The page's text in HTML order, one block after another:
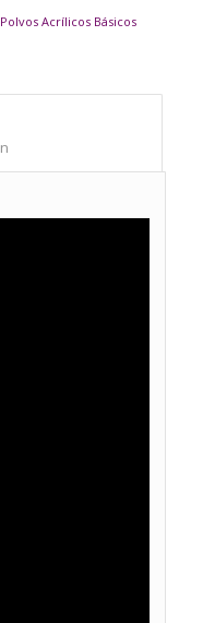
Polvos Acrílicos Básicos